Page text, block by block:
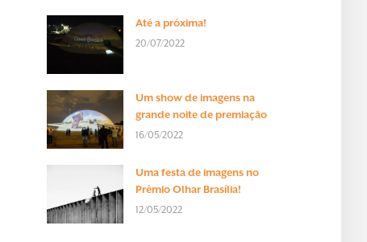
Até a próxima!
20/07/2022
Um show de imagens na
grande noite de premiação
16/05/2022
Uma festa de imagens no
Prêmio Olhar Brasília!
12/05/2022